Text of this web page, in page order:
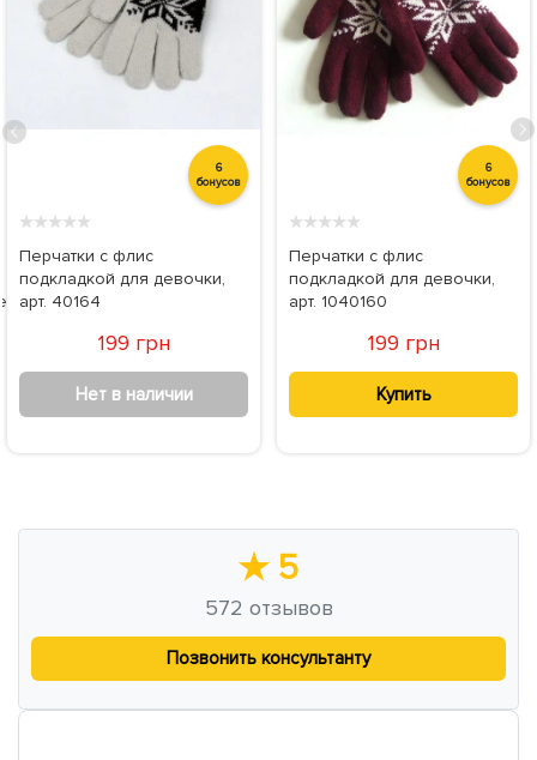
6
бонусов
★★★★★
Перчатки с флис
подкладкой для девочки,
арт. 40164
199 грн
Нет в наличии
6
бонусов
★★★★★
Перчатки с флис
подкладкой для девочки,
арт. 1040160
199 грн
Купить
★ 5
572 отзывов
Позвонить консультанту